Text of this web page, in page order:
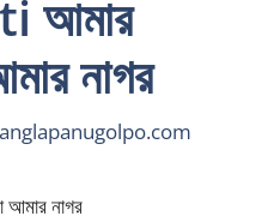
আমার
নাগর
নাগর